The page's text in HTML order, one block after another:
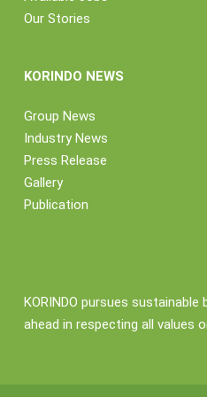
Our Stories
KORINDO NEWS
Group News
Industry News
Press Release
Gallery
Publication
KORINDO pursues
ahead in respecting all values